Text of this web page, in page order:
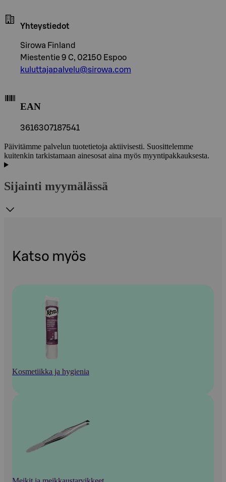
Yhteystiedot
Sirowa Finland
Miestentie 9 C, 02150 Espoo
kuluttajapalvelu@sirowa.com
EAN
3616307187541
Päivitämme palvelun tuotetietoja aktiivisesti. Suosittelemme
kuitenkin tarkistamaan ainesosat aina myös myyntipakkauksesta.
Sijainti myymälässä
Katso myös
Kosmetiikka ja hygienia